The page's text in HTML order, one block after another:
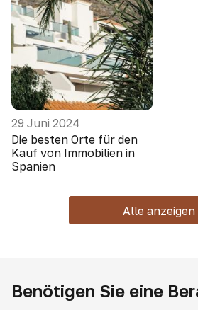
29 Juni 2024
Die besten Orte für den
Kauf von Immobilien in
Spanien
Alle anzeigen
Benötigen Sie eine